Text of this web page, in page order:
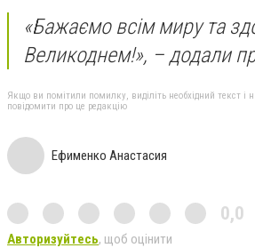
«Бажаємо всім миру та
Великоднем!», – додали
Якщо ви помітили помилку, виділіть необхідний текст і
повідомити про це редакцію
Ефименко Анастасия
0,0
Авторизуйтесь, щоб оцінити